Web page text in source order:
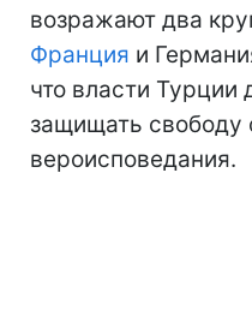
возражают два
Франция и
что власти
защищать свободу
вероисповедания.